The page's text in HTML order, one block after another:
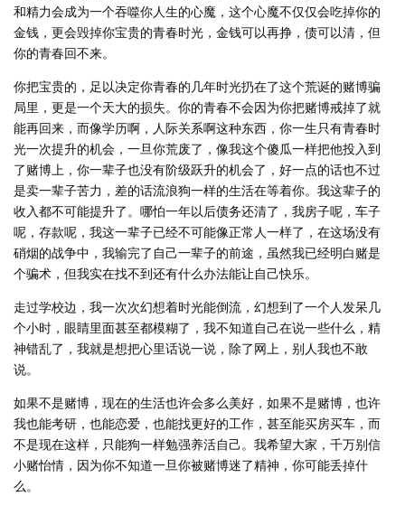
和精力会成为一个吞噬你人生的心魔，这个心魔不仅仅会吃掉你的
金钱，更会毁掉你宝贵的青春时光，金钱可以再挣，债可以清，但
你的青春回不来。
你把宝贵的，足以决定你青春的几年时光扔在了这个荒诞的赌博骗
局里，更是一个天大的损失。你的青春不会因为你把赌博戒掉了就
能再回来，而像学历啊，人际关系啊这种东西，你一生只有青春时
光一次提升的机会，一旦你荒废了，像我这个傻瓜一样把他投入到
了赌博上，你一辈子也没有阶级跃升的机会了，好一点的话也不过
是卖一辈子苦力，差的话流浪狗一样的生活在等着你。我这辈子的
收入都不可能提升了。哪怕一年以后债务还清了，我房子呢，车子
呢，存款呢，我这一辈子已经不可能像正常人一样了，在这场没有
硝烟的战争中，我输完了自己一辈子的前途，虽然我已经明白赌是
个骗术，但我实在找不到还有什么办法能让自己快乐。
走过学校边，我一次次幻想着时光能倒流，幻想到了一个人发呆几
个小时，眼睛里面甚至都模糊了，我不知道自己在说一些什么，精
神错乱了，我就是想把心里话说一说，除了网上，别人我也不敢
说。
如果不是赌博，现在的生活也许会多么美好，如果不是赌博，也许
我也能考研，也能恋爱，也能找更好的工作，甚至能买房买车，而
不是现在这样，只能狗一样勉强养活自己。我希望大家，千万别信
小赌怡情，因为你不知道一旦你被赌博迷了精神，你可能丢掉什
么。